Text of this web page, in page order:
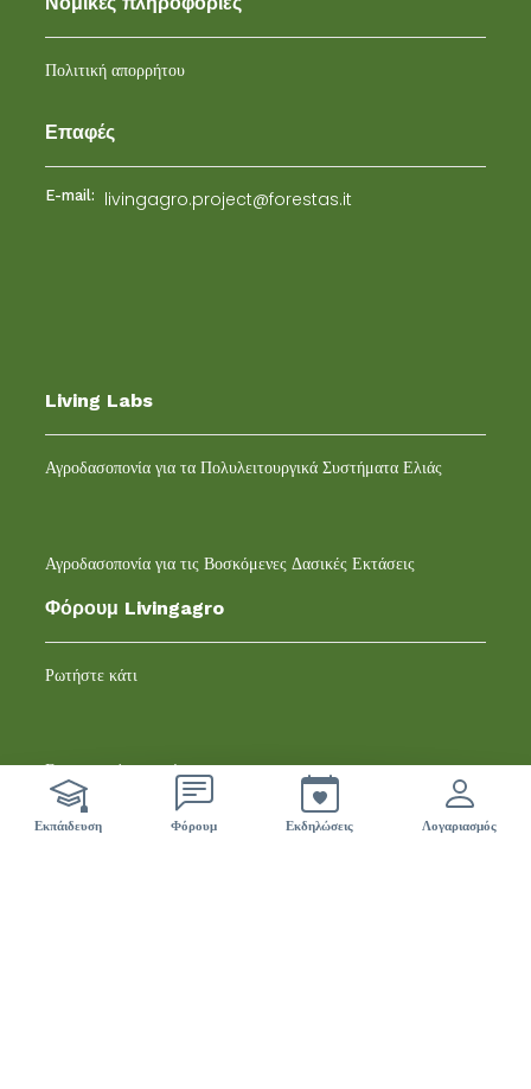
Εκπάιδευση Φόρουμ Εκδηλώσειςci sono 42 nuovi eventi
Λογαριασμός
Πολιτική απορρήτου
Επαφές
E-mail: livingagro.project@forestas.it
Living Labs
Αγροδασοπονία για τα Πολυλειτουργικά Συστήματα Ελιάς
Αγροδασοπονία για τις Βοσκόμενες Δασικές Εκτάσεις
Φόρουμ Livingagro
Ρωτήστε κάτι
Επισκεφτείτε το φόρουμ